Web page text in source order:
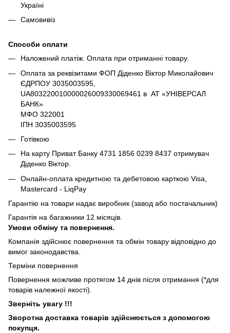
Україні
Самовивіз
Способи оплати
Наложений платіж. Оплата при отриманні товару.
Оплата за реквізитами ФОП Діденко Віктор Миколайович
ЄДРПОУ 3035003595,
UA803220010000026009330069461 в АТ «УНІВЕРСАЛ
БАНК»
МФО 322001
ІПН 3035003595
Готівкою
На карту Приват Банку 4731 1856 0239 8437 отримувач
Діденко Віктор.
Онлайн-оплата кредитною та дебетовою карткою Visa,
Mastercard - LiqPay
Гарантію на товари надає виробник (завод або постачальник)
Гарантія на багажники 12 місяців.
Умови обміну та повернення.
Компанія здійснює повернення та обмін товару відповідно до
вимог законодавства.
Терміни повернення
Повернення можливе протягом 14 днів після отримання (*для
товарів належної якості).
Зверніть увагу !!!
Зворотна доставка товарів здійснюється з допомогою
покупця.